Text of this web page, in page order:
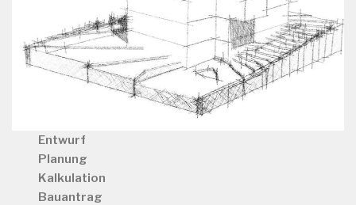
Entwurf
Planung
Kalkulation
Bauantrag